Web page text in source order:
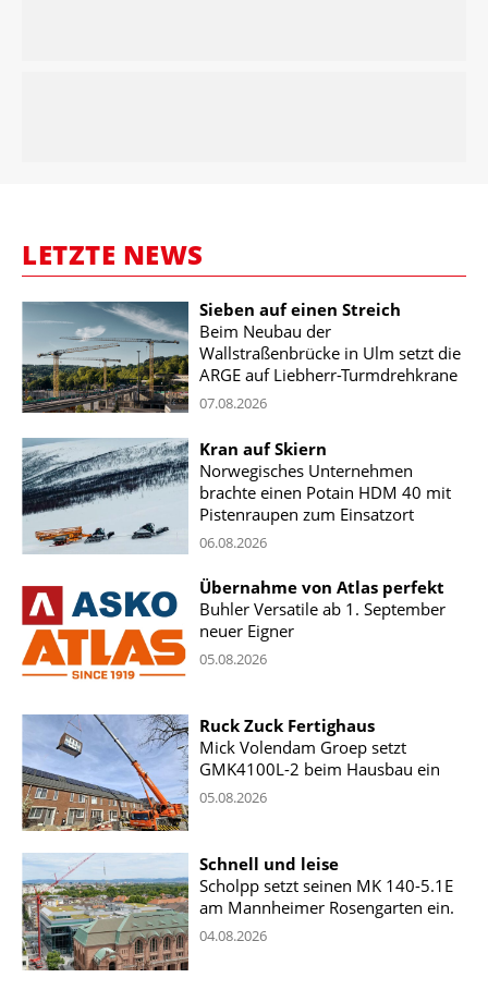
LETZTE NEWS
Sieben auf einen Streich
Beim Neubau der
Wallstraßenbrücke in Ulm setzt die
ARGE auf Liebherr-Turmdrehkrane
07.08.2026
Kran auf Skiern
Norwegisches Unternehmen
brachte einen Potain HDM 40 mit
Pistenraupen zum Einsatzort
06.08.2026
Übernahme von Atlas perfekt
Buhler Versatile ab 1. September
neuer Eigner
05.08.2026
Ruck Zuck Fertighaus
Mick Volendam Groep setzt
GMK4100L-2 beim Hausbau ein
05.08.2026
Schnell und leise
Scholpp setzt seinen MK 140-5.1E
am Mannheimer Rosengarten ein.
04.08.2026